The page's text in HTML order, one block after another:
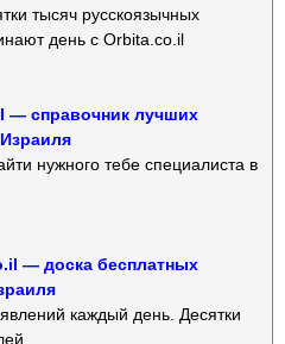
тысяч русскоязычных
день с Orbita.co.il
— справочник лучших
нужного тебе специалиста в
— доска бесплатных
каждый день. Десятки